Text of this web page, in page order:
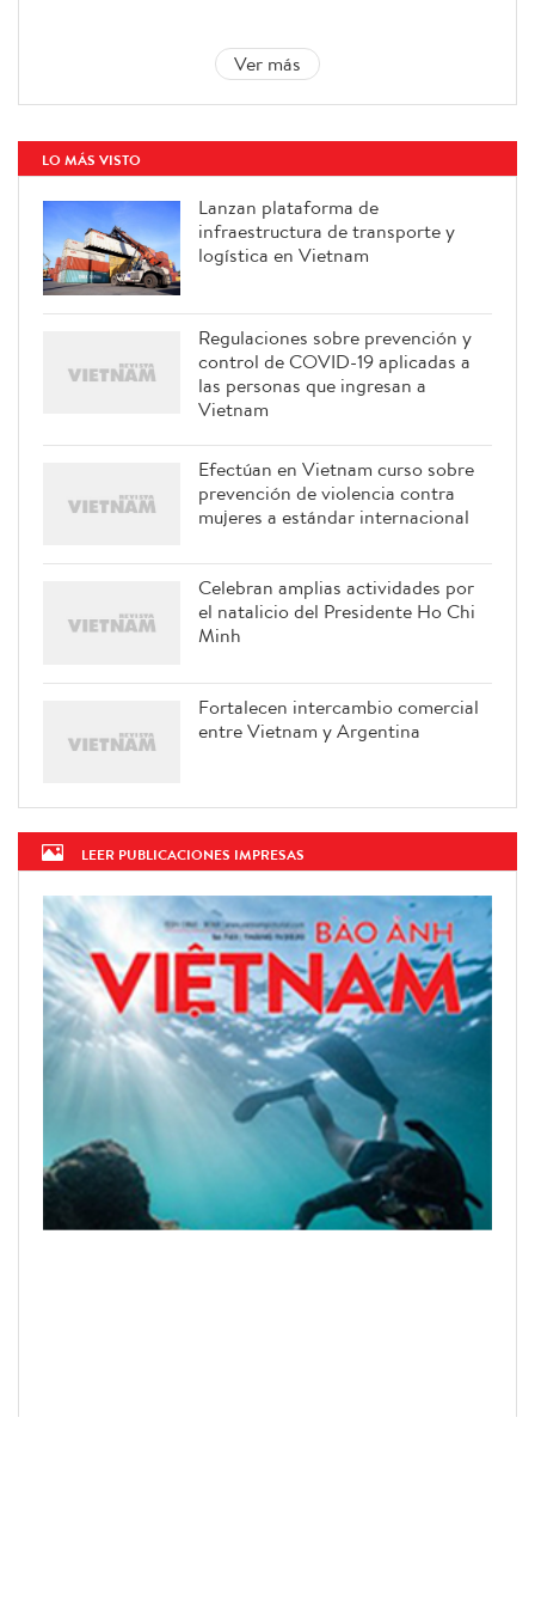
Ver más
LO MÁS VISTO
Lanzan plataforma de
infraestructura de transporte y
logística en Vietnam
Regulaciones sobre prevención y
control de COVID-19 aplicadas a
las personas que ingresan a
Vietnam
Efectúan en Vietnam curso sobre
prevención de violencia contra
mujeres a estándar internacional
Celebran amplias actividades por
el natalicio del Presidente Ho Chi
Minh
Fortalecen intercambio comercial
entre Vietnam y Argentina
LEER PUBLICACIONES IMPRESAS